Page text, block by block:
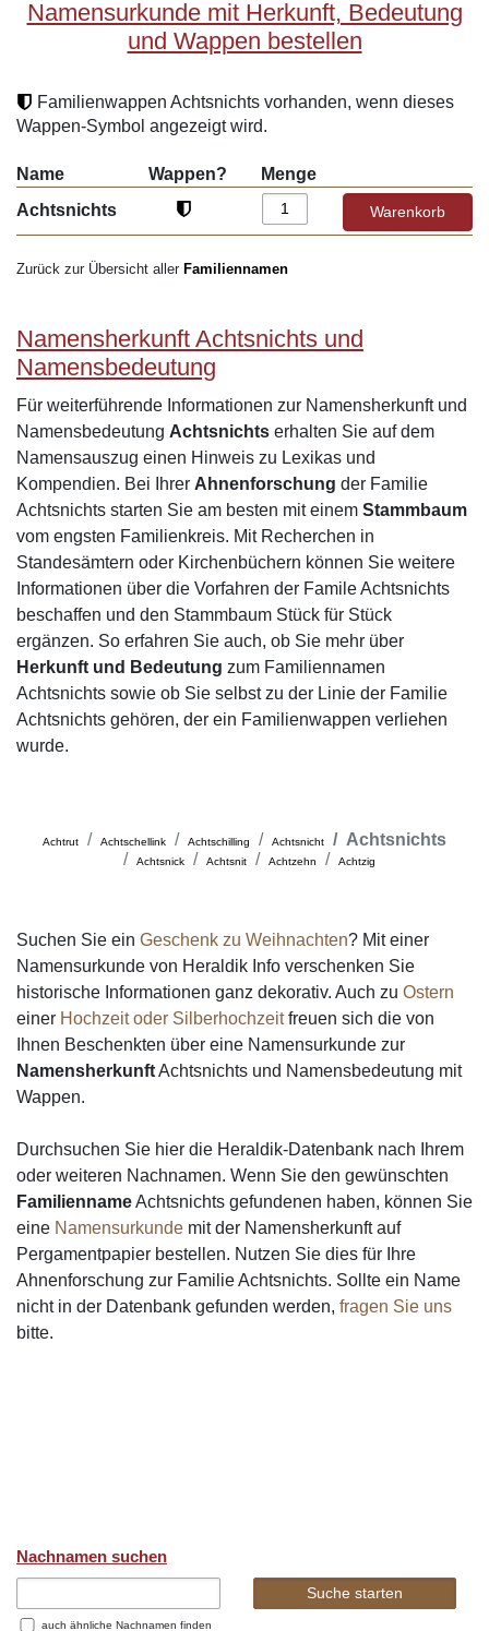
Namensurkunde mit Herkunft, Bedeutung
und Wappen bestellen
Familienwappen Achtsnichts vorhanden, wenn dieses
Wappen-Symbol angezeigt wird.
Name Wappen?
Menge
Achtsnichts
Zurück zur Übersicht aller Familiennamen
Namensherkunft Achtsnichts und
Namensbedeutung
Für weiterführende Informationen zur Namensherkunft und
Namensbedeutung Achtsnichts erhalten Sie auf dem
Namensauszug einen Hinweis zu Lexikas und
Kompendien. Bei Ihrer Ahnenforschung der Familie
Achtsnichts starten Sie am besten mit einem Stammbaum
vom engsten Familienkreis. Mit Recherchen in
Standesämtern oder Kirchenbüchern können Sie weitere
Informationen über die Vorfahren der Famile Achtsnichts
beschaffen und den Stammbaum Stück für Stück
ergänzen. So erfahren Sie auch, ob Sie mehr über
Herkunft und Bedeutung zum Familiennamen
Achtsnichts sowie ob Sie selbst zu der Linie der Familie
Achtsnichts gehören, der ein Familienwappen verliehen
wurde.
Achtrut Achtschellink Achtschilling Achtsnicht Achtsnichts
Achtsnick Achtsnit Achtzehn Achtzig
Suchen Sie ein Geschenk zu Weihnachten? Mit einer
Namensurkunde von Heraldik Info verschenken Sie
historische Informationen ganz dekorativ. Auch zu Ostern
einer Hochzeit oder Silberhochzeitfreuen sich die von
Ihnen Beschenkten über eine Namensurkunde zur
NamensherkunftAchtsnichts und Namensbedeutung mit
Wappen.
Durchsuchen Sie hier die Heraldik-Datenbank nach Ihrem
oder weiteren Nachnamen. Wenn Sie den gewünschten
FamiliennameAchtsnichts gefundenen haben, können Sie
eine Namensurkunde mit der Namensherkunft auf
Pergamentpapier bestellen. Nutzen Sie dies für Ihre
Ahnenforschung zur Familie Achtsnichts. Sollte ein Name
nicht in der Datenbank gefunden werden, fragen Sie uns
bitte.
Nachnamen suchen
auch ähnliche Nachnamen finden